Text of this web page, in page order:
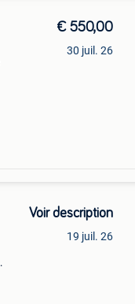
€ 550,00
30 juil. 26
Voir description
19 juil. 26